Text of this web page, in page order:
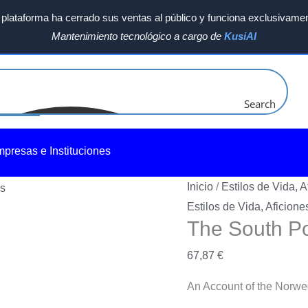
ha cerrado sus ventas al público y funciona
Mantenimiento tecnológico a cargo de KusiAI
Search
e Instituciones
Inicio / Estilos de Vida,
Estilos de Vida,
The South
67,87 €
An Account of the